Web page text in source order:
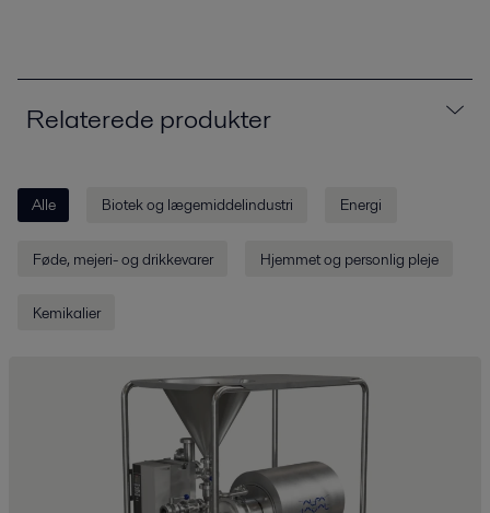
Relaterede produkter
Alle Biotek og lægemiddelindustri Energi
Føde­, mejeri- og drikkevarer Hjemmet og personlig pleje
Kemikalier